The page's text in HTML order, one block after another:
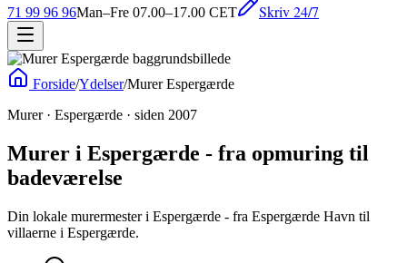
71 99 96 96Man–Fre 07.00–17.00 CET Skriv 24/7
Forside/Ydelser/Murer Espergærde
Murer · Espergærde · siden 2007
Murer i Espergærde - fra opmuring til
badeværelse
Din lokale murermester i Espergærde - fra Espergærde Havn til
villaerne i Espergærde.